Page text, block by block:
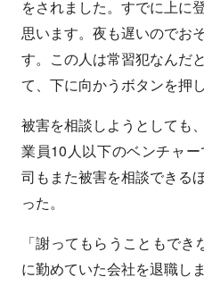
をされました。すでに上に
思います。夜も遅いのでお
す。この人は常習犯なんだ
て、下に向かうボタンを押
被害を相談しようとしても
業員10人以下のベンチャ
司もまた被害を相談できる
った。
「謝ってもらうこともで
に勤めていた会社を退職し